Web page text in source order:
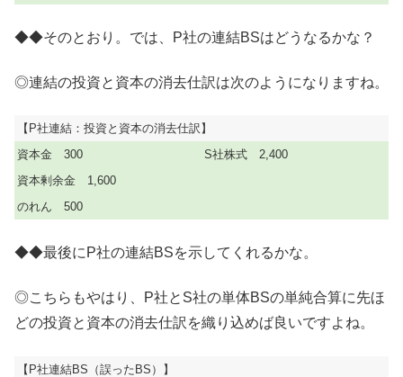
◆◆そのとおり。では、P社の連結BSはどうなるかな？
◎連結の投資と資本の消去仕訳は次のようになりますね。
【P社連結：投資と資本の消去仕訳】
資本金 300
S社株式 2,400
資本剰余金 1,600
のれん 500
◆◆最後にP社の連結BSを示してくれるかな。
◎こちらもやはり、P社とS社の単体BSの単純合算に先ほ
どの投資と資本の消去仕訳を織り込めば良いですよね。
【P社連結BS（誤ったBS）】